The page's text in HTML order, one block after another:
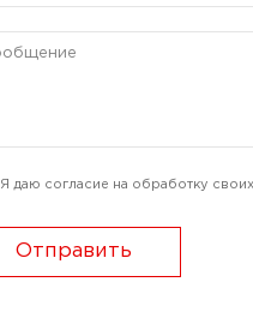
Я даю согласие на обработку
Отправить